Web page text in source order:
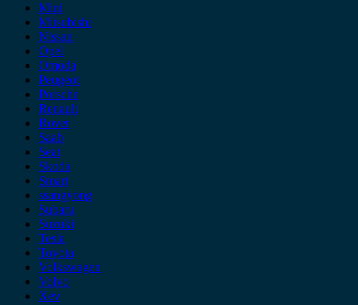
Mini
Mitsubishi
Nissan
Opel
Omoda
Peugeot
Porsche
Renault
Rover
Saab
Seat
Skoda
Smart
ssangyong
Subaru
Suzuki
Tesla
Toyota
Volkswagen
Volvo
Xev